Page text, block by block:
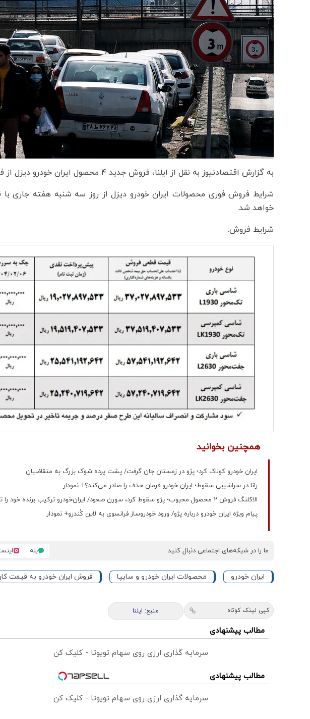
به گزارش اقتصادنیوز به نقل از ایلنا، فروش جدید ۴ محصول ایران خودرو دیزل از فردا ۱۹ فروردین آغاز می‌شود.
شرایط فروش فوری محصولات ایران خودرو دیزل از روز سه شنبه هفته جاری
خواهد شد.
شرایط فروش:
همچنین بخوانید
ایران خودرو کولاک کرد؛ پژو در زمستان جان گرفت/ پشت پرده شوک بزرگ به متقاضیان
رانا در سراشیبی سقوط؛ ایران‌ خودرو فرمان حذف را صادر می‌کند؟+ نمودار
الاکلنگ فروش 2 محصول محبوب؛ پژو سقوط کرد، سورن صعود/ ایران‌خودرو ترکیب برنده خود را تغییر داد+ نمودار
پیام ویژه ایران خودرو درباره پژو/ ورود خودروساز فرانسوی به لاین کُندرو+ نمودار
ما را در شبکه‌های اجتماعی دنبال کنید بله
ایران خودرو محصولات ایران خودرو و سایپا فروش ایران خودرو به قیمت
کپی لینک کوتاه منبع: ایلنا
مطالب پیشنهادی
سرمایه گذاری ارزی روی سهام تویوتا - کلیک کن
مطالب پیشنهادی
سرمایه گذاری ارزی روی سهام تویوتا - کلیک کن